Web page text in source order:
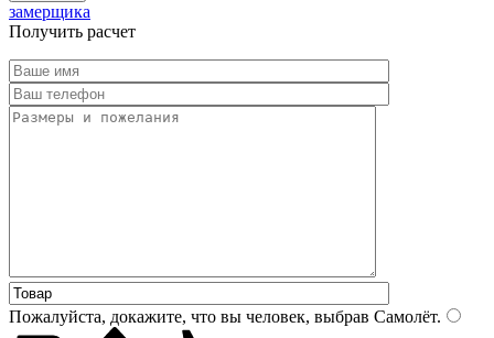
замерщика
Получить расчет
Пожалуйста, докажите, что вы человек, выбрав Самолёт.